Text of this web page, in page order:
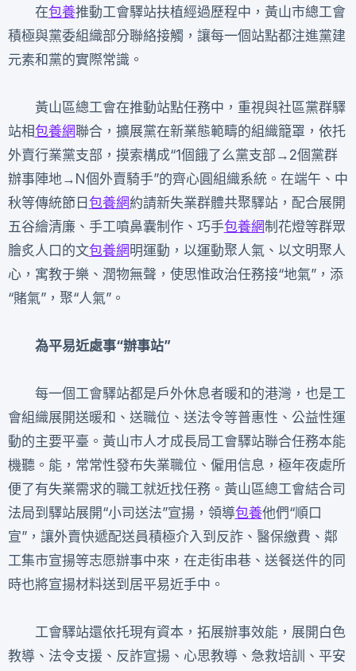
在包養推動工會驛站扶植經過歷程中，黃山市總工會
積極與黨委組織部分聯絡接觸，讓每一個站點都注進黨建
元素和黨的實際常識。
黃山區總工會在推動站點任務中，重視與社區黨群驛
站相包養網聯合，擴展黨在新業態範疇的組織籠罩，依托
外賣行業黨支部，摸索構成“1個餓了么黨支部→2個黨群
辦事陣地→N個外賣騎手”的齊心圓組織系統。在端午、中
秋等傳統節日 包養網約請新失業群體共聚驛站，配合展開
五谷繪清廉、手工噴鼻囊制作、巧手包養網制花燈等群眾
膾炙人口的文包養網明運動，以運動聚人氣、以文明聚人
心，寓教于樂、潤物無聲，使思惟政治任務接“地氣”，添
“賭氣”，聚“人氣”。
為平易近處事“辦事站”
每一個工會驛站都是戶外休息者暖和的港灣，也是工
會組織展開送暖和、送職位、送法令等普惠性、公益性運
動的主要平臺。黃山市人才成長局工會驛站聯合任務本能
機聽。能，常常性發布失業職位、僱用信息，極年夜處所
便了有失業需求的職工就近找任務。黃山區總工會結合司
法局到驛站展開“小司送法”宣揚，領導包養他們“順口
宣”，讓外賣快遞配送員積極介入到反詐、醫保繳費、鄰
工集市宣揚等志愿辦事中來，在走街串巷、送餐送件的同
時也將宣揚材料送到居平易近手中。
工會驛站還依托現有資本，拓展辦事效能，展開白色
教導、法令支援、反詐宣揚、心思教導、急救培訓、平安